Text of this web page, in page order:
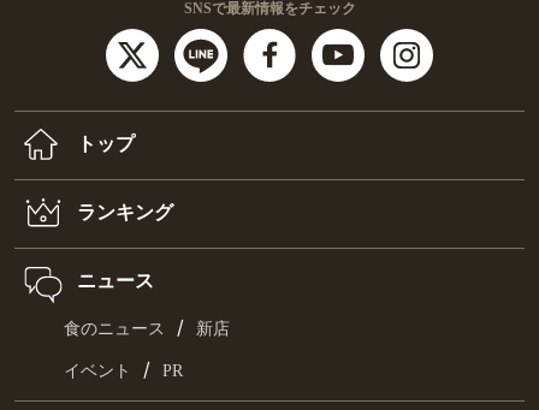
SNSで最新情報をチェック
トップ
ランキング
ニュース
食のニュース / 新店
イベント / PR